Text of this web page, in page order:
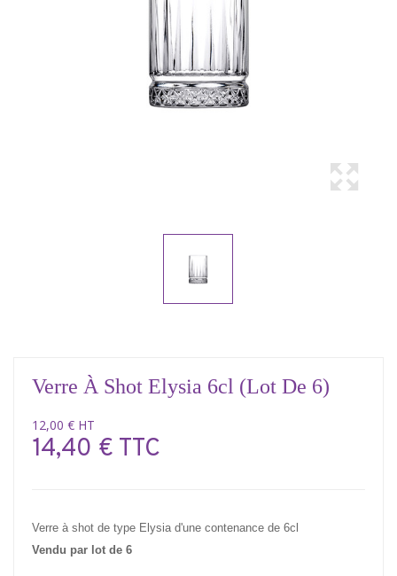
Verre À Shot Elysia 6cl (lot De 6)
12,00 € HT
14,40 € TTC
Verre à shot de type Elysia d'une contenance de 6cl
Vendu par lot de 6